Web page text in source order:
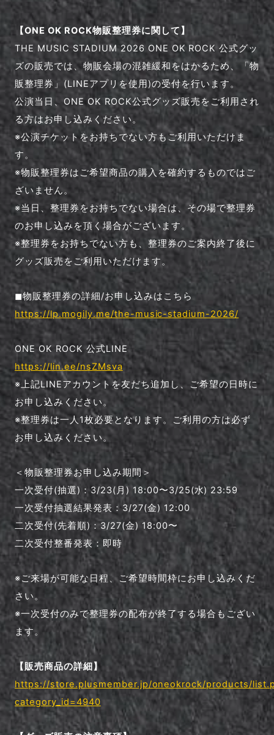
【ONE OK ROCK物販整理券に関して】
THE MUSIC STADIUM 2026 ONE OK ROCK 公式グッ
ズの販売では、物販会場の混雑緩和をはかるため、「物
販整理券」(LINEアプリを使用)の受付を行います。
公演当日、ONE OK ROCK公式グッズ販売をご利用され
る方はお申し込みください。
※公演チケットをお持ちでない方もご利用いただけま
す。
※物販整理券はご希望商品の購入を確約するものではご
ざいません。
※当日、整理券をお持ちでない場合は、その場で整理券
のお申し込みを頂く場合がございます。
※整理券をお持ちでない方も、整理券のご案内終了後に
グッズ販売をご利用いただけます。
◼︎物販整理券の詳細/お申し込みはこちら
https://lp.mogily.me/the-music-stadium-2026/
ONE OK ROCK 公式LINE
https://lin.ee/nsZMsva
※上記LINEアカウントを友だち追加し、ご希望の日時に
お申し込みください。
※整理券は一人1枚必要となります。ご利用の方は必ず
お申し込みください。
＜物販整理券お申し込み期間＞
一次受付(抽選)：3/23(月) 18:00〜3/25(水) 23:59
一次受付抽選結果発表：3/27(金) 12:00
二次受付(先着順)：3/27(金) 18:00〜
二次受付整番発表：即時
※ご来場が可能な日程、ご希望時間枠にお申し込みくだ
さい。
※一次受付のみで整理券の配布が終了する場合もござい
ます。
【販売商品の詳細】
https://store.plusmember.jp/oneokrock/products/
category_id=4940